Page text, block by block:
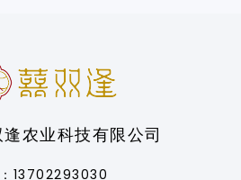
农业科技有限公司
13702293030